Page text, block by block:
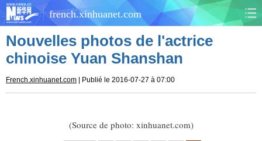
french.xinhuanet.com
CHINE MONDE
SANTÉ SPORTS
Nouvelles photos de l'actrice
chinoise Yuan Shanshan
French.xinhuanet.com | Publié le 2016-07-27 à 07:00
(Source de photo: xinhuanet.com)